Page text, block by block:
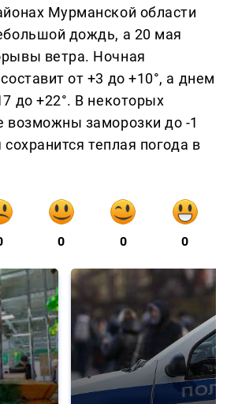
Мурманской области
дождь, а 20 мая
ветра. Ночная
от +3 до +10°, а днем
до +22°. В некоторых
возможны заморозки до -1
теплая погода в
0 0 0